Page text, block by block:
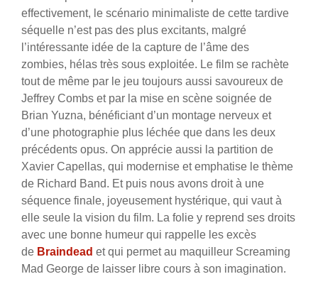
effectivement, le scénario minimaliste de cette tardive
séquelle n’est pas des plus excitants, malgré
l’intéressante idée de la capture de l’âme des
zombies, hélas très sous exploitée. Le film se rachète
tout de même par le jeu toujours aussi savoureux de
Jeffrey Combs et par la mise en scène soignée de
Brian Yuzna, bénéficiant d’un montage nerveux et
d’une photographie plus léchée que dans les deux
précédents opus. On apprécie aussi la partition de
Xavier Capellas, qui modernise et emphatise le thème
de Richard Band. Et puis nous avons droit à une
séquence finale, joyeusement hystérique, qui vaut à
elle seule la vision du film. La folie y reprend ses droits
avec une bonne humeur qui rappelle les excès
de Braindead et qui permet au maquilleur Screaming
Mad George de laisser libre cours à son imagination.